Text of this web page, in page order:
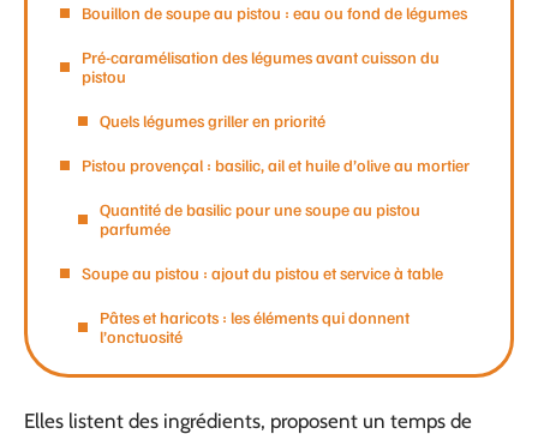
Bouillon de soupe au pistou : eau ou fond de légumes
Pré-caramélisation des légumes avant cuisson du
pistou
Quels légumes griller en priorité
Pistou provençal : basilic, ail et huile d’olive au mortier
Quantité de basilic pour une soupe au pistou
parfumée
Soupe au pistou : ajout du pistou et service à table
Pâtes et haricots : les éléments qui donnent
l’onctuosité
Elles listent des ingrédients, proposent un temps de